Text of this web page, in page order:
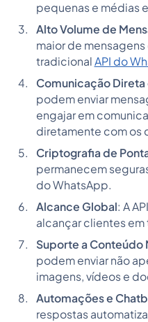
pequenas e médias
Alto Volume de
maior de
tradicional API do
Comunicação
podem enviar
engajar em
diretamente com os
Criptografia de
permanecem
do WhatsApp.
Alcance Global: A
alcançar clientes em
Suporte a Conteúdo
podem enviar não
imagens, vídeos e
Automações e
respostas